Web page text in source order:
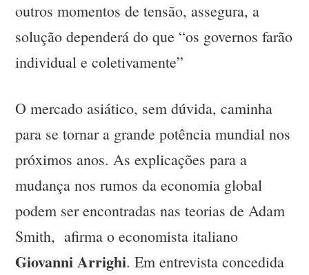
outros momentos de tensão, assegura, a
solução dependerá do que “os governos farão
individual e coletivamente”
O mercado asiático, sem dúvida, caminha
para se tornar a grande potência mundial nos
próximos anos. As explicações para a
mudança nos rumos da economia global
podem ser encontradas nas teorias de Adam
Smith, afirma o economista italiano
Giovanni Arrighi. Em entrevista concedida